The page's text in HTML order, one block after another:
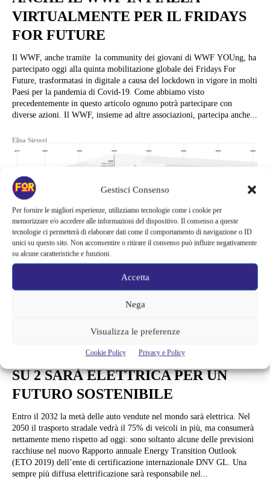
Gestisci Consenso
Per fornire le migliori esperienze, utilizziamo tecnologie come i cookie per
memorizzare e/o accedere alle informazioni del dispositivo. Il consenso a queste
tecnologie ci permetterà di elaborare dati come il comportamento di navigazione o ID
unici su questo sito. Non acconsentire o ritirare il consenso può influire negativamente
su alcune caratteristiche e funzioni.
Accetta
Nega
Visualizza le preferenze
Cookie Policy Privacy e Policy
VIRTUALMENTE PER IL FRIDAYS
FOR FUTURE
Il WWF, anche tramite la community dei giovani di WWF YOUng, ha
partecipato oggi alla quinta mobilitazione globale dei Fridays For
Future, trasformatasi in digitale a causa del lockdown in vigore in molti
Paesi per la pandemia di Covid-19. Come abbiamo visto
precedentemente in questo articolo ognuno potrà partecipare con
diverse azioni. Il WWF, insieme ad altre associazioni, partecipa anche...
Elisa Sirtori
E-MOBILITY: NEL 2032 UN’AUTO
SU 2 SARÀ ELETTRICA PER UN
FUTURO SOSTENIBILE
Entro il 2032 la metà delle auto vendute nel mondo sarà elettrica. Nel
2050 il trasporto stradale vedrà il 75% di veicoli in più, ma consumerà
nettamente meno rispetto ad oggi: sono soltanto alcune delle previsioni
racchiuse nel nuovo Rapporto annuale Energy Transition Outlook
(ETO 2019) dell’ente di certificazione internazionale DNV GL. Una
sempre più diffusa elettrificazione sarà responsabile nel...